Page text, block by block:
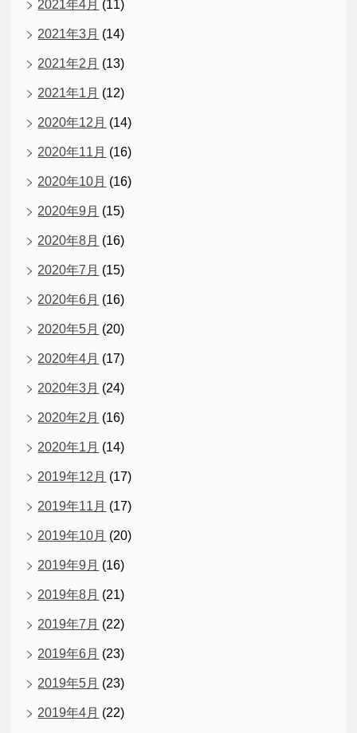
2021年4月 (11)
2021年3月 (14)
2021年2月 (13)
2021年1月 (12)
2020年12月 (14)
2020年11月 (16)
2020年10月 (16)
2020年9月 (15)
2020年8月 (16)
2020年7月 (15)
2020年6月 (16)
2020年5月 (20)
2020年4月 (17)
2020年3月 (24)
2020年2月 (16)
2020年1月 (14)
2019年12月 (17)
2019年11月 (17)
2019年10月 (20)
2019年9月 (16)
2019年8月 (21)
2019年7月 (22)
2019年6月 (23)
2019年5月 (23)
2019年4月 (22)